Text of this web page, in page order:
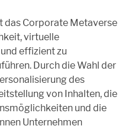
das Corporate Metaverse
virtuelle
effizient zu
Durch die Wahl der
des
von Inhalten, die
und die
Unternehmen